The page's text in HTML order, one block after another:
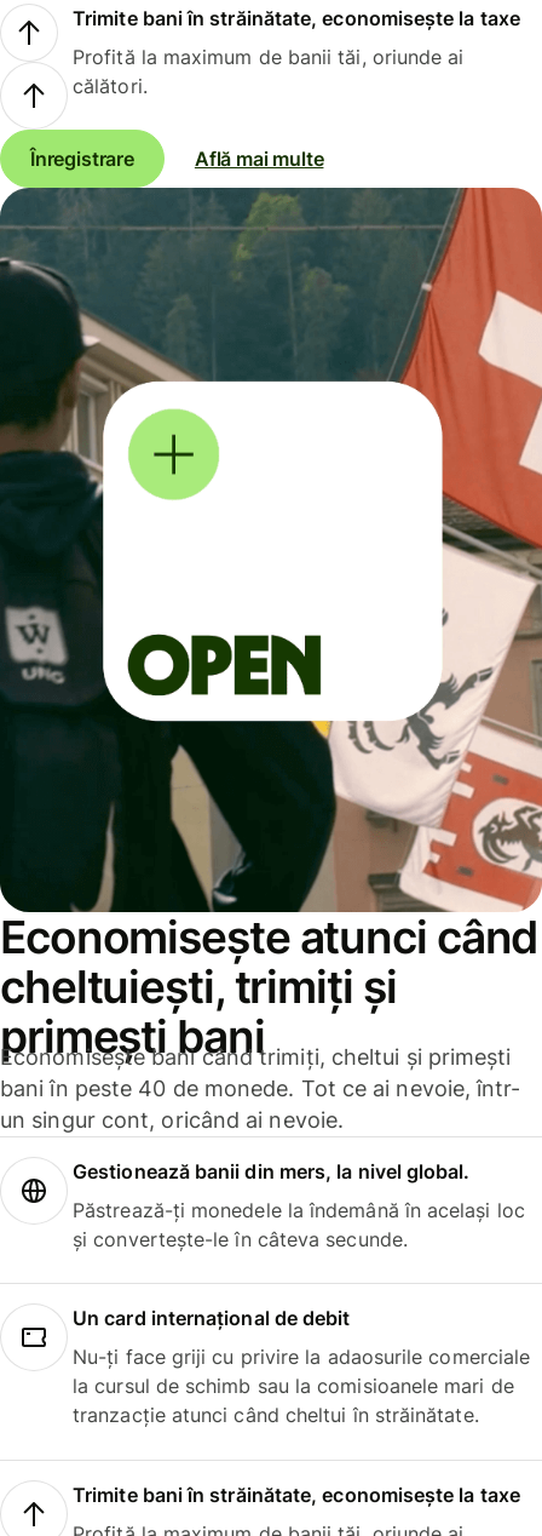
Trimite bani în străinătate, economisește la taxe
Profită la maximum de banii tăi, oriunde ai
călători.
Înregistrare Află mai multe
Economisește atunci când
cheltuiești, trimiți și
primești bani
Economisește bani când trimiți, cheltui și primești
bani în peste 40 de monede. Tot ce ai nevoie, într-
un singur cont, oricând ai nevoie.
Gestionează banii din mers, la nivel global.
Păstrează-ți monedele la îndemână în același loc
și convertește-le în câteva secunde.
Un card internațional de debit
Nu-ți face griji cu privire la adaosurile comerciale
la cursul de schimb sau la comisioanele mari de
tranzacție atunci când cheltui în străinătate.
Trimite bani în străinătate, economisește la taxe